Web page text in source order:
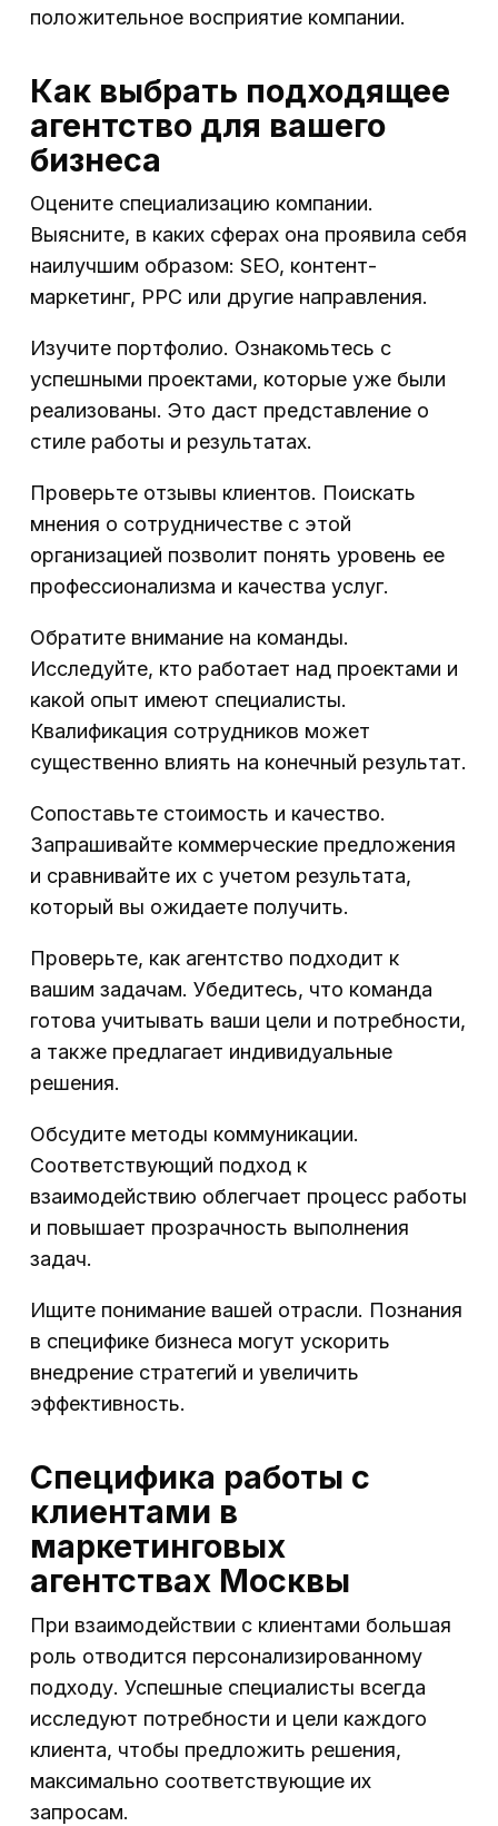
положительное восприятие компании.
Как выбрать подходящее
агентство для вашего
бизнеса
Оцените специализацию компании.
Выясните, в каких сферах она проявила себя
наилучшим образом: SEO, контент-
маркетинг, PPC или другие направления.
Изучите портфолио. Ознакомьтесь с
успешными проектами, которые уже были
реализованы. Это даст представление о
стиле работы и результатах.
Проверьте отзывы клиентов. Поискать
мнения о сотрудничестве с этой
организацией позволит понять уровень ее
профессионализма и качества услуг.
Обратите внимание на команды.
Исследуйте, кто работает над проектами и
какой опыт имеют специалисты.
Квалификация сотрудников может
существенно влиять на конечный результат.
Сопоставьте стоимость и качество.
Запрашивайте коммерческие предложения
и сравнивайте их с учетом результата,
который вы ожидаете получить.
Проверьте, как агентство подходит к
вашим задачам. Убедитесь, что команда
готова учитывать ваши цели и потребности,
а также предлагает индивидуальные
решения.
Обсудите методы коммуникации.
Соответствующий подход к
взаимодействию облегчает процесс работы
и повышает прозрачность выполнения
задач.
Ищите понимание вашей отрасли. Познания
в специфике бизнеса могут ускорить
внедрение стратегий и увеличить
эффективность.
Специфика работы с
клиентами в
маркетинговых
агентствах Москвы
При взаимодействии с клиентами большая
роль отводится персонализированному
подходу. Успешные специалисты всегда
исследуют потребности и цели каждого
клиента, чтобы предложить решения,
максимально соответствующие их
запросам.